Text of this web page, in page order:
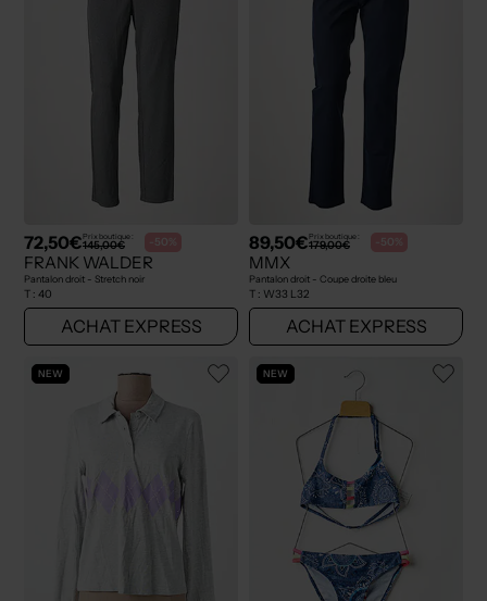
72,50€Prix boutique :
145,00€ -50%
FRANK WALDER
Pantalon droit - Stretch noir
T : 40
ACHAT EXPRESS
89,50€Prix boutique :
179,00€ -50%
MMX
Pantalon droit - Coupe droite bleu
T : W33 L32
ACHAT EXPRESS
NEW NEW